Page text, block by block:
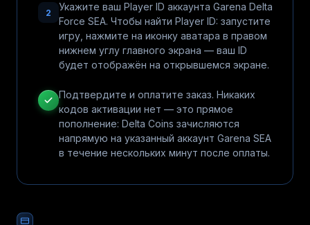
2
Укажите ваш Player ID аккаунта Garena Delta
Force SEA. Чтобы найти Player ID: запустите
игру, нажмите на иконку аватара в правом
нижнем углу главного экрана — ваш ID
будет отображён на открывшемся экране.
Подтвердите и оплатите заказ. Никаких
кодов активации нет — это прямое
пополнение: Delta Coins зачисляются
напрямую на указанный аккаунт Garena SEA
в течение нескольких минут после оплаты.